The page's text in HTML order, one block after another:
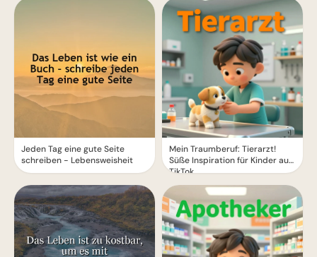
Jeden Tag eine gute Seite
schreiben - Lebensweisheit
Mein Traumberuf: Tierarzt!
Süße Inspiration für Kinder auf
TikTok.